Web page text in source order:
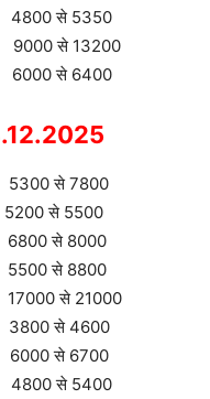
से 5350
से 13200
से 6400
से 7800
से 5500
से 8000
से 8800
से 21000
से 4600
से 6700
से 5400